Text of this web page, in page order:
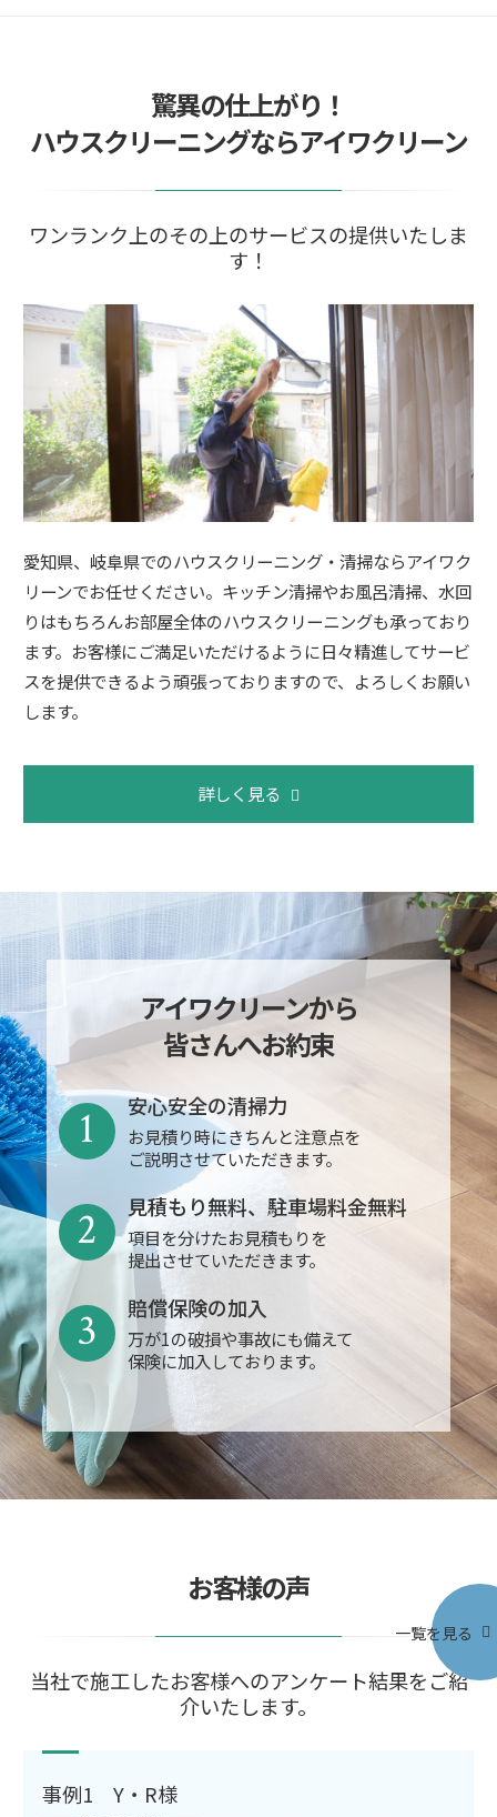
驚異の仕上がり！
ハウスクリーニングならアイワクリーン
ワンランク上のその上のサービスの提供いたしま
す！
愛知県、岐阜県でのハウスクリーニング・清掃ならアイワク
リーンでお任せください。キッチン清掃やお風呂清掃、水回
りはもちろんお部屋全体のハウスクリーニングも承っており
ます。お客様にご満足いただけるように日々精進してサービ
スを提供できるよう頑張っておりますので、よろしくお願い
します。
詳しく見る
アイワクリーンから
皆さんへお約束
安心安全の清掃力
お見積り時にきちんと注意点を
ご説明させていただきます。
1
見積もり無料、駐車場料金無料
項目を分けたお見積もりを
提出させていただきます。
2
賠償保険の加入
万が1の破損や事故にも備えて
保険に加入しております。
3
お客様の声
当社で施工したお客様へのアンケート結果をご紹
介いたします。
一覧を見る
事例1 Y・R様